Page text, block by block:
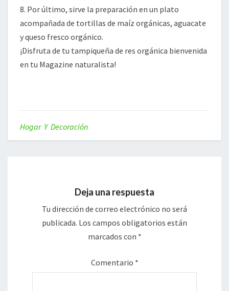
8. Por último, sirve la preparación en un plato
acompañada de tortillas de maíz orgánicas, aguacate
y queso fresco orgánico.
¡Disfruta de tu tampiqueña de res orgánica bienvenida
en tu Magazine naturalista!
Hogar Y Decoración
Deja una respuesta
Tu dirección de correo electrónico no será
publicada. Los campos obligatorios están
marcados con *
Comentario *